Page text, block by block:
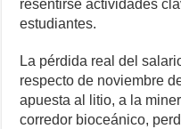
resentirse actividades
estudiantes.
La pérdida real del
respecto de noviembre
apuesta al litio, a la
corredor bioceánico,